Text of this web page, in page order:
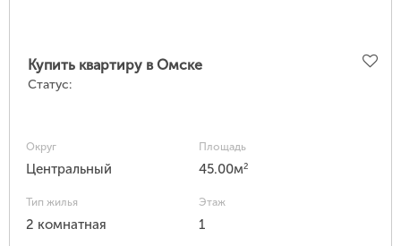
Купить квартиру в Омске
Статус:
Округ
Центральный
Площадь
45.00м2
Тип жилья
2 комнатная
Этаж
1